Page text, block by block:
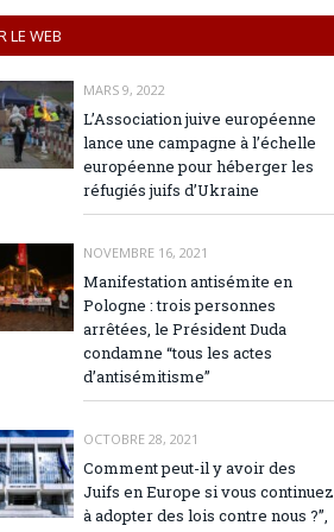
LE WEB
MARS 9, 2022
L’Association juive européenne
lance une campagne à l’échelle
européenne pour héberger les
réfugiés juifs d’Ukraine
NOVEMBRE 16, 2021
Manifestation antisémite en
Pologne : trois personnes
arrêtées, le Président Duda
condamne “tous les actes
d’antisémitisme”
OCTOBRE 28, 2021
Comment peut-il y avoir des
Juifs en Europe si vous continuez
à adopter des lois contre nous ?”,